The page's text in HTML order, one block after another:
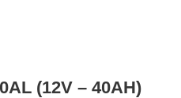
(12V – 40AH)